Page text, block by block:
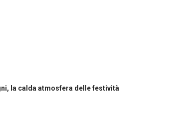
la calda atmosfera delle festività